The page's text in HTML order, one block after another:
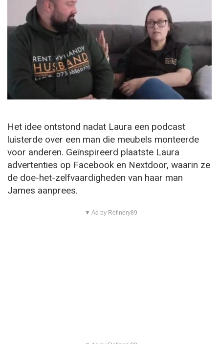
Het idee ontstond nadat Laura een podcast
luisterde over een man die meubels monteerde
voor anderen. Geïnspireerd plaatste Laura
advertenties op Facebook en Nextdoor, waarin ze
de doe-het-zelfvaardigheden van haar man
James aanprees.
▼ Ad by Refinery89